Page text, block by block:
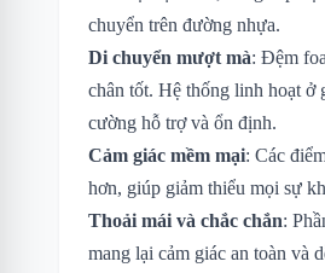
chuyển trên đường nhựa.
Di chuyển mượt mà: Đệm
chân tốt. Hệ thống linh hoạt ở
cường hỗ trợ và ổn định.
Cảm giác mềm mại: Các
hơn, giúp giảm thiểu mọi sự
Thoải mái và chắc chắn:
mang lại cảm giác an toàn và